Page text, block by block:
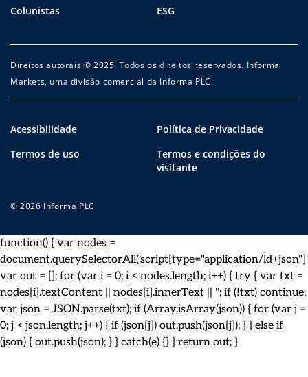
Colunistas ESG
Direitos autorais © 2025. Todos os direitos reservados. Informa
Markets, uma divisão comercial da Informa PLC.
Acessibilidade
Política de Privacidade
Termos de uso
Termos e condições do
visitante
© 2026 Informa PLC
function() { var nodes =
document.querySelectorAll('script[type="application/
var out = []; for (var i = 0; i < nodes.length; i++) { try { var txt =
nodes[i].textContent || nodes[i].innerText || ''; if (!txt) continue;
var json = JSON.parse(txt); if (Array.isArray(json)) { for (var j =
0; j < json.length; j++) { if (json[j]) out.push(json[j]); } } else if
(json) { out.push(json); } } catch(e) {} } return out; }